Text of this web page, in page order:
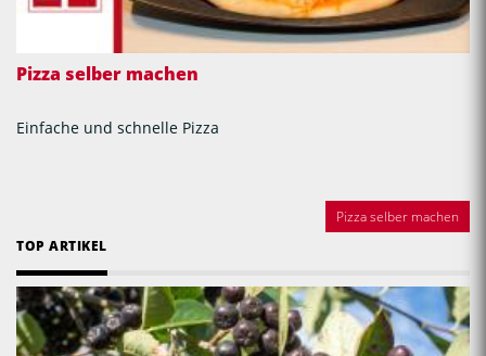
Pizza selber machen
Einfache und schnelle Pizza
Pizza selber machen
TOP ARTIKEL